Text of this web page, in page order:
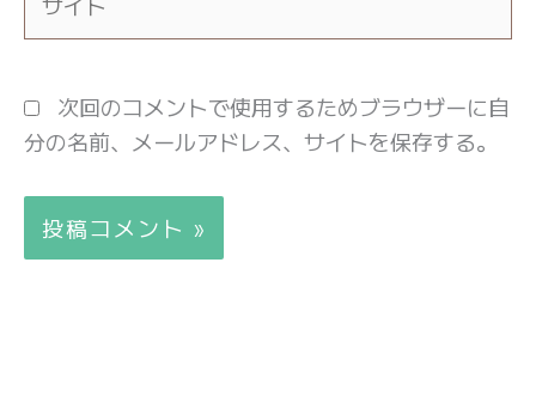
次回のコメントで使用するためブラウザーに自
分の名前、メールアドレス、サイトを保存する。